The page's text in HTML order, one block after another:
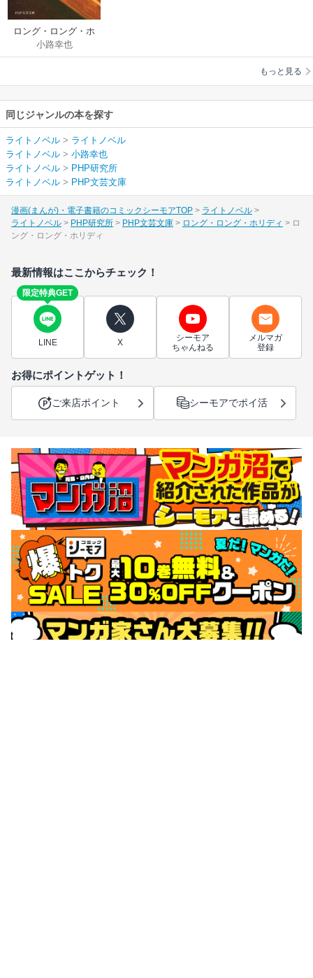
ロング・ロング・ホ
リディ
小路幸也
もっと見る
同じジャンルの本を探す
ライトノベル > ライトノベル
ライトノベル > 小路幸也
ライトノベル > PHP研究所
ライトノベル > PHP文芸文庫
漫画(まんが)・電子書籍のコミックシーモアTOP
ライトノベル
ライトノベル
PHP研究所 PHP文芸文庫 ロング・ロング・ホリディ
ロ
ング・ロング・ホリディ
最新情報はここからチェック！
限定特典GET
LINE X
シーモア
ちゃんねる
メルマガ
登録
お得にポイントゲット！
ご来店ポイント シーモアでポイ活